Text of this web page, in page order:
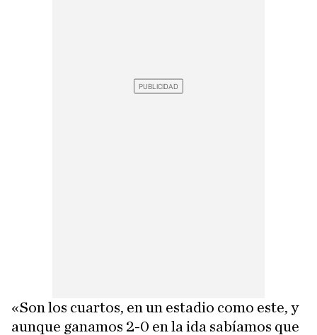
«Son los cuartos, en un estadio como este, y
aunque ganamos 2-0 en la ida sabíamos que